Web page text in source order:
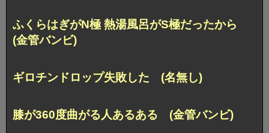
ふくらはぎがN極 熱湯風呂がS極だったから
(金管バンビ)
ギロチンドロップ失敗した (名無し)
膝が360度曲がる人あるある (金管バンビ)